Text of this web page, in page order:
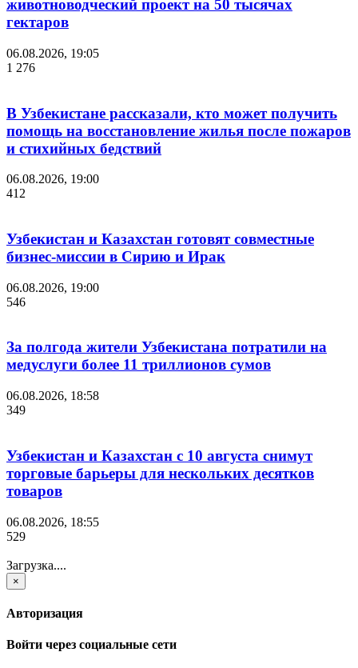
животноводческий проект на 50 тысячах
гектаров
06.08.2026, 19:05
1 276
В Узбекистане рассказали, кто может получить
помощь на восстановление жилья после пожаров
и стихийных бедствий
06.08.2026, 19:00
412
Узбекистан и Казахстан готовят совместные
бизнес-миссии в Сирию и Ирак
06.08.2026, 19:00
546
За полгода жители Узбекистана потратили на
медуслуги более 11 триллионов сумов
06.08.2026, 18:58
349
Узбекистан и Казахстан с 10 августа снимут
торговые барьеры для нескольких десятков
товаров
06.08.2026, 18:55
529
Загрузка....
×
Авторизация
Войти через социальные сети